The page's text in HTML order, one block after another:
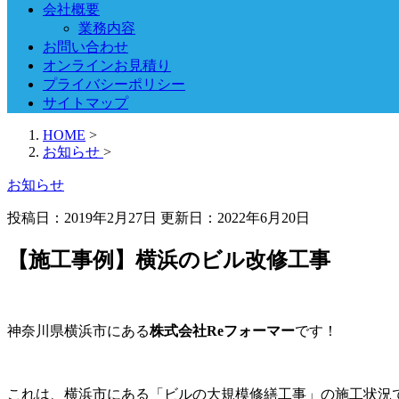
会社概要
業務内容
お問い合わせ
オンラインお見積り
プライバシーポリシー
サイトマップ
HOME >
お知らせ >
お知らせ
投稿日：2019年2月27日 更新日： 2022年6月20日
【施工事例】横浜のビル改修工事
神奈川県横浜市にある株式会社Reフォーマーです！
これは、横浜市にある「ビルの大規模修繕工事」の施工状況